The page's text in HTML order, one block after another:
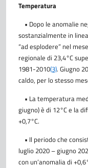
Temperatura
• Dopo le anomalie
sostanzialmente in
“ad esplodere” nel
regionale di 23,4°C
1981-2010(3). Giugno
caldo, per lo stesso
• La temperatura
giugno) è di 12°C e la
+0,7°C.
• Il periodo che
luglio 2020 – giugno
con un’anomalia di